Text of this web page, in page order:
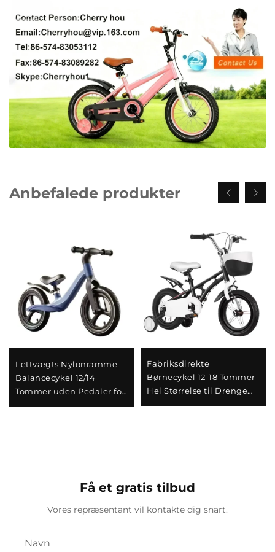
Anbefalede produkter
Lettvægts Nylonramme
Balancecykel 12/14
Tommer uden Pedaler for
Fabriksdirekte
Børnecykel 12-18 Tommer
Hel Størrelse til Drenge
og Piger Lav Pris B2B
Få et gratis tilbud
Vores repræsentant vil kontakte dig snart.
Navn